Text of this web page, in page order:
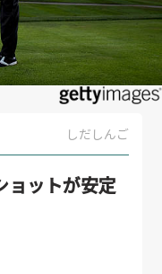
しだしんご
ョットが安定